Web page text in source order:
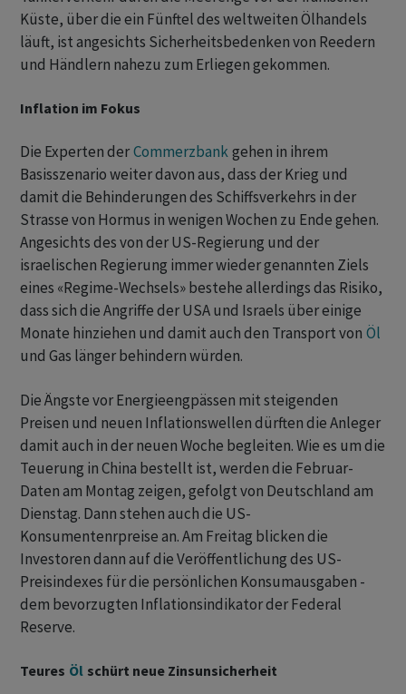
Küste, über die ein Fünftel des weltweiten Ölhandels
läuft, ‌ist angesichts Sicherheitsbedenken von Reedern
und Händlern nahezu zum Erliegen gekommen.
Inflation im Fokus
Die Experten derCommerzbankgehen in ihrem
Basisszenario weiter davon aus, dass der Krieg und
damit die Behinderungen des Schiffsverkehrs in der
Strasse von Hormus in wenigen Wochen zu Ende gehen.
Angesichts des von der ​US-Regierung und der
israelischen Regierung immer wieder genannten Ziels
eines «Regime-Wechsels» bestehe allerdings das Risiko,
dass sich die Angriffe ​der USA und Israels über einige
Monate hinziehen und damit auch den Transport ​von Öl
und Gas länger behindern würden.
Die Ängste vor Energieengpässen mit steigenden
Preisen und neuen Inflationswellen dürften die Anleger
damit auch in der neuen Woche begleiten. Wie ‌es um die
Teuerung in China bestellt ist, werden die Februar-
Daten am Montag zeigen, gefolgt von Deutschland am
Dienstag. Dann stehen auch die US-
Konsumentenrpreise an. Am Freitag blicken die
Investoren dann auf die Veröffentlichung des US-
Preisindexes für die persönlichen Konsumausgaben -
dem bevorzugten Inflationsindikator der Federal
Reserve.
Teures Öl schürt neue Zinsunsicherheit